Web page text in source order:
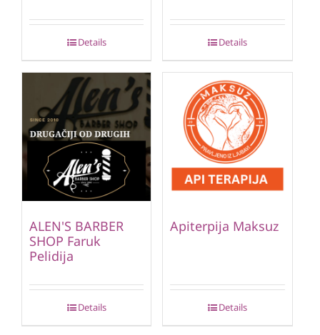
Details Details
ALEN'S BARBER
SHOP Faruk
Pelidija
Details
Apiterpija Maksuz
Details